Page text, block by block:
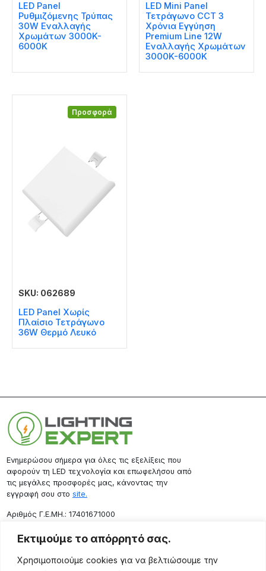
Εκτιμούμε το απόρρητό σας.
Χρησιμοποιούμε cookies για να βελτιώσουμε την
LED Panel
Ρυθμιζόμενης Τρύπας
30W Εναλλαγής
Χρωμάτων 3000K-
6000K
LED Mini Panel
Τετράγωνο CCT 3
Χρόνια Εγγύηση
Premium Line 12W
Εναλλαγής Χρωμάτων
3000K-6000K
Προσφορά
SKU: 062689
LED Panel Χωρίς
Πλαίσιο Τετράγωνο
36W Θερμό Λευκό
Ενημερώσου σήμερα για όλες τις εξελίξεις που
αφορούν τη LED τεχνολογία και επωφελήσου από
τις μεγάλες προσφορές μας, κάνοντας την
εγγραφή σου στο site.
Aριθμός Γ.Ε.ΜΗ.: 17401671000
Επικοινωνία
Ρόδου 133, Αθήνα 10443